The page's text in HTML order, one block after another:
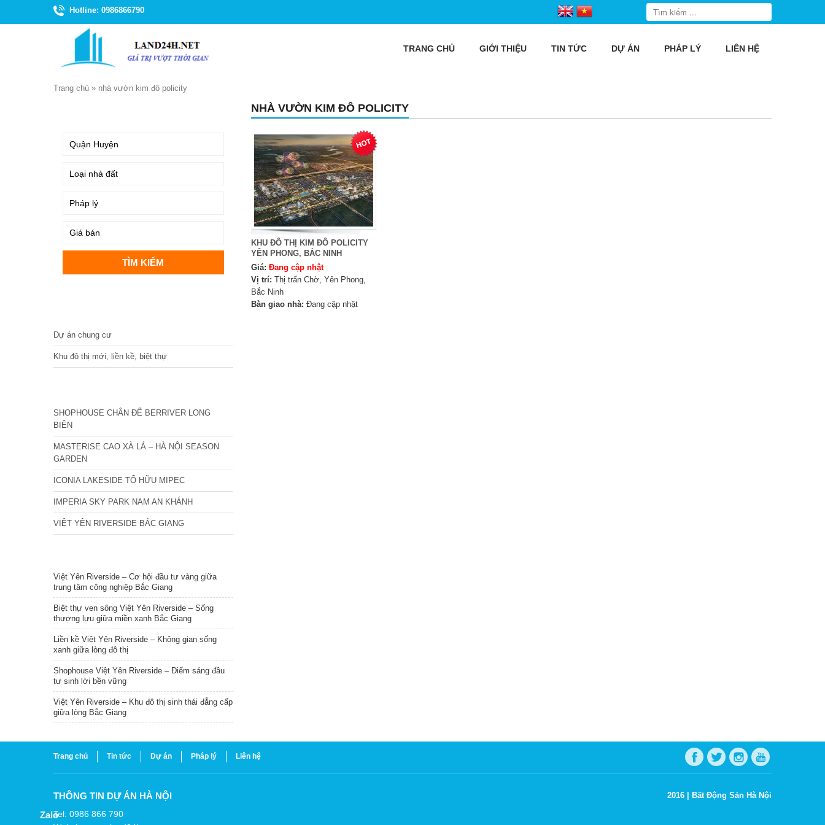
Hotline: 0986866790
TRANG CHỦ GIỚI THIỆU TIN TỨC DỰ ÁN PHÁP LÝ LIÊN HỆ
Trang chủ » nhà vườn kim đô policity
NHÀ VƯỜN KIM ĐÔ POLICITY
KHU ĐÔ THỊ KIM ĐÔ POLICITY
YÊN PHONG, BẮC NINH
Giá: Đang cập nhật
Vị trí: Thị trấn Chờ, Yên Phong,
Bắc Ninh
Bàn giao nhà: Đang cập nhật
Dự án chung cư
Khu đô thị mới, liền kề, biệt thự
SHOPHOUSE CHÂN ĐẾ BERRIVER LONG
BIÊN
MASTERISE CAO XÀ LÁ – HÀ NỘI SEASON
GARDEN
ICONIA LAKESIDE TỐ HỮU MIPEC
IMPERIA SKY PARK NAM AN KHÁNH
VIỆT YÊN RIVERSIDE BẮC GIANG
Việt Yên Riverside – Cơ hội đầu tư vàng giữa
trung tâm công nghiệp Bắc Giang
Biệt thự ven sông Việt Yên Riverside – Sống
thượng lưu giữa miền xanh Bắc Giang
Liền kề Việt Yên Riverside – Không gian sống
xanh giữa lòng đô thị
Shophouse Việt Yên Riverside – Điểm sáng đầu
tư sinh lời bền vững
Việt Yên Riverside – Khu đô thị sinh thái đẳng cấp
giữa lòng Bắc Giang
Trang chủ Tin tức Dự án Pháp lý Liên hệ
THÔNG TIN DỰ ÁN HÀ NỘI
Tel: 0986 866 790
2016 | Bất Động Sản Hà Nội
Zalo